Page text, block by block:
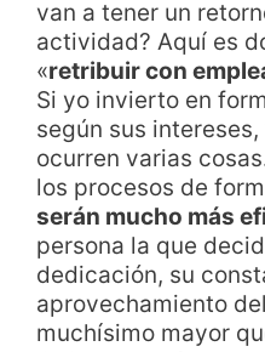
van a tener un
actividad? Aquí es
«retribuir con
Si yo invierto en
según sus
ocurren varias
los procesos de
serán mucho más
persona la que
dedicación, su
aprovechamiento
muchísimo mayor